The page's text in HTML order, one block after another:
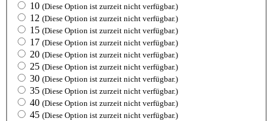
10 (Diese Option ist zurzeit nicht verfügbar.)
12 (Diese Option ist zurzeit nicht verfügbar.)
15 (Diese Option ist zurzeit nicht verfügbar.)
17 (Diese Option ist zurzeit nicht verfügbar.)
20 (Diese Option ist zurzeit nicht verfügbar.)
25 (Diese Option ist zurzeit nicht verfügbar.)
30 (Diese Option ist zurzeit nicht verfügbar.)
35 (Diese Option ist zurzeit nicht verfügbar.)
40 (Diese Option ist zurzeit nicht verfügbar.)
45 (Diese Option ist zurzeit nicht verfügbar.)